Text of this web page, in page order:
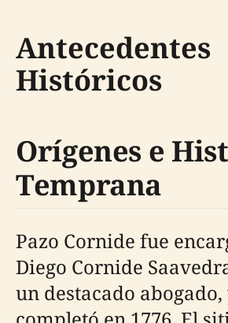
Antecedentes
Históricos
Orígenes e
Temprana
Pazo Cornide fue
Diego Cornide
un destacado abogado,